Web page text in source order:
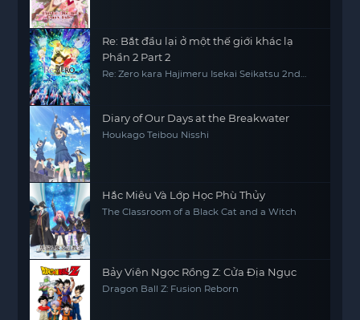
Re: Bắt đầu lại ở một thế giới khác lạ
Phần 2 Part 2
Re: Zero kara Hajimeru Isekai Seikatsu 2nd
Diary of Our Days at the Breakwater
Houkago Teibou Nisshi
Hắc Miêu Và Lớp Học Phù Thủy
The Classroom of a Black Cat and a Witch
Bảy Viên Ngọc Rồng Z: Cửa Địa Ngục
Dragon Ball Z: Fusion Reborn